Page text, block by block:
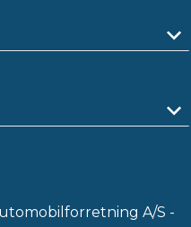
A/S -